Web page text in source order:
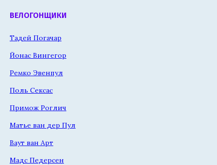
ВЕЛОГОНЩИКИ
Тадей Погачар
Йонас Вингегор
Ремко Эвенпул
Поль Сексас
Примож Роглич
Матье ван дер Пул
Ваут ван Арт
Мадс Педерсен